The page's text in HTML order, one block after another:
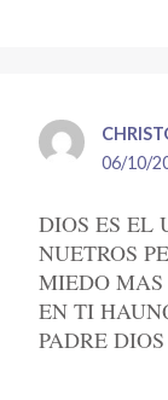
06/10/
DIOS ES EL
NUETROS
MIEDO MAS
EN TI
PADRE DIOS